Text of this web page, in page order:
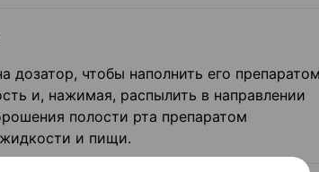
дозатор, чтобы наполнить его
и, нажимая, распылить в направлении
полости рта препаратом
жидкости и пищи.